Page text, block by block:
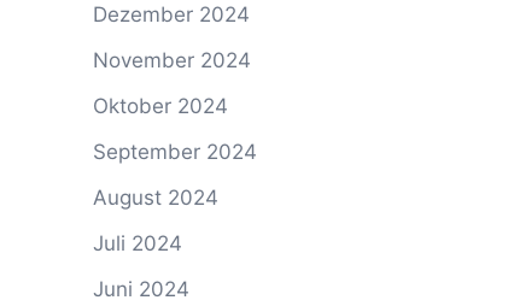
Dezember 2024
November 2024
Oktober 2024
September 2024
August 2024
Juli 2024
Juni 2024